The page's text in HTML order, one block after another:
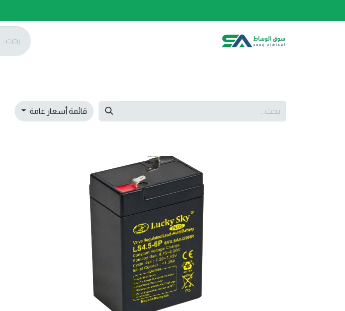
قائمة أسعار عامة